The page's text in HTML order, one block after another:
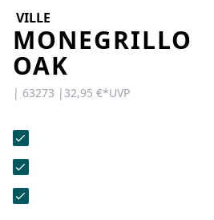
unser Kontaktformular.
VILLE
MONEGRILLO
OAK
| 63273 |32,95 €*UVP